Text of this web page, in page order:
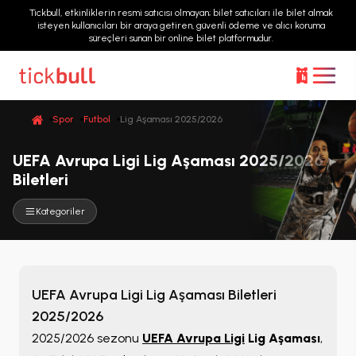
Tickbull, etkinliklerin resmi satıcısı olmayan; bilet satıcıları ile bilet almak
isteyen kullanıcıları bir araya getiren, güvenli ödeme ve alıcı koruma
süreçleri sunan bir online bilet platformudur.
Spor Futbol Lig Aşaması 2025/2026
UEFA Avrupa Ligi Lig Aşaması 2025/2026
Biletleri
Kategoriler
UEFA Avrupa Ligi Lig Aşaması Biletleri
2025/2026
2025/2026 sezonu UEFA Avrupa Ligi Lig Aşaması,